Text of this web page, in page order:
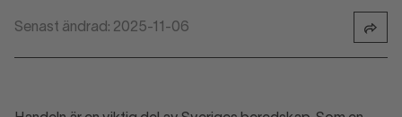
Senast ändrad: 2025-11-06